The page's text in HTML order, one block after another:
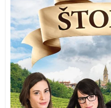
mlečni namaz, turistično
štorija je prva slovenska
uspelo zares osvojiti
štorija